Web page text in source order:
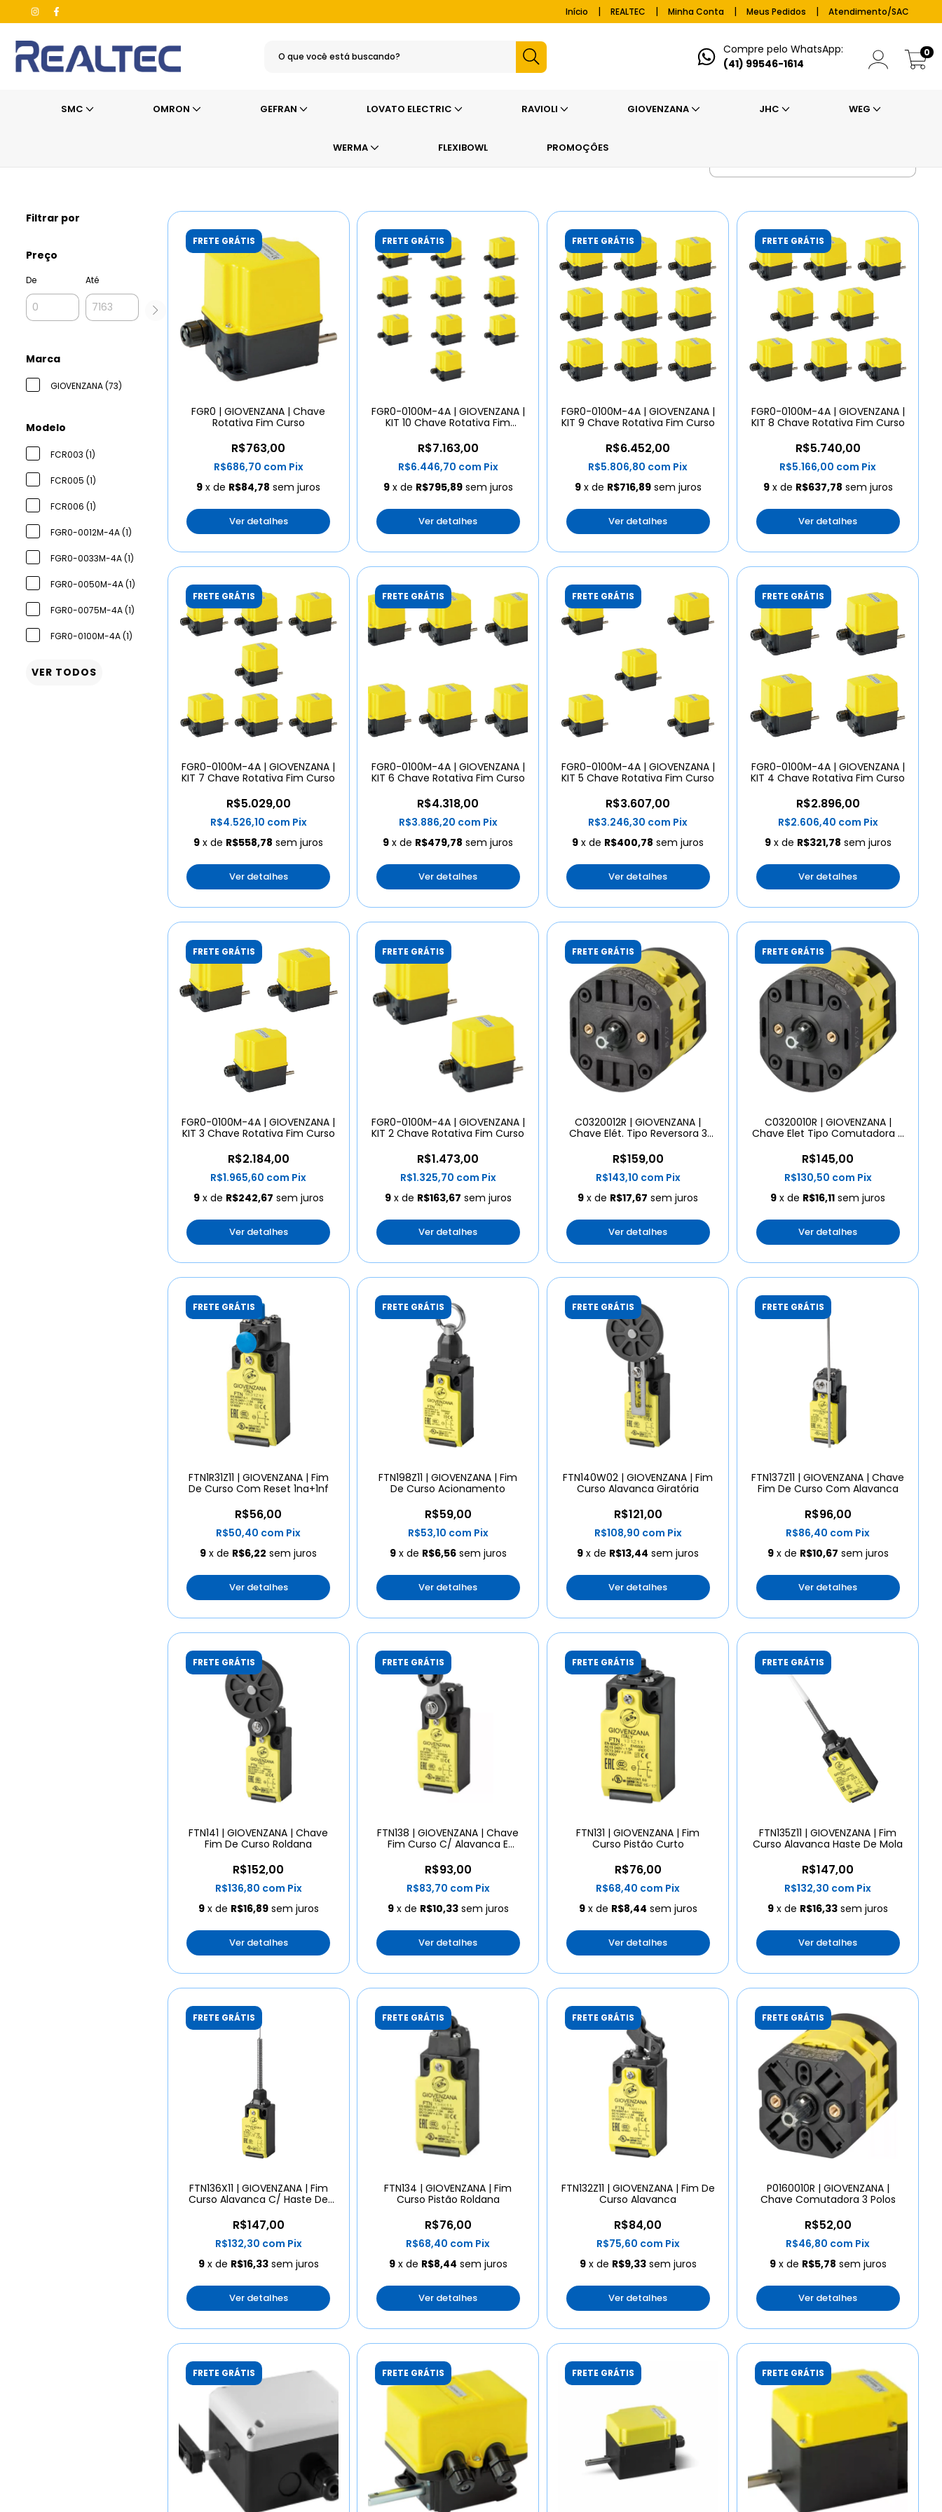
Início | REALTEC | Minha Conta | Meus Pedidos | Atendimento/SAC
Compre pelo WhatsApp:
(41) 99546-1614
0
SMC OMRON GEFRAN LOVATO ELECTRIC RAVIOLI GIOVENZANA JHC WEG
WERMA FLEXIBOWL PROMOÇÔES
Filtrar por
Modelo
FCR003 (1)
FCR005 (1)
FCR006 (1)
FGR0-0012M-4A (1)
FGR0-0033M-4A (1)
FGR0-0050M-4A (1)
FGR0-0075M-4A (1)
FGR0-0100M-4A (1)
VER TODOS
Marca
GIOVENZANA (73)
Preço
De Até
FRETE GRÁTIS
FGR0 | GIOVENZANA | Chave
Rotativa Fim Curso
R$763,00
R$686,70 com Pix
9 x de R$84,78 sem juros
Ver detalhes
FRETE GRÁTIS
FGR0-0100M-4A | GIOVENZANA |
KIT 10 Chave Rotativa Fim
R$7.163,00
R$6.446,70 com Pix
9 x de R$795,89 sem juros
Ver detalhes
FRETE GRÁTIS
FGR0-0100M-4A | GIOVENZANA |
KIT 9 Chave Rotativa Fim Curso
R$6.452,00
R$5.806,80 com Pix
9 x de R$716,89 sem juros
Ver detalhes
FRETE GRÁTIS
FGR0-0100M-4A | GIOVENZANA |
KIT 8 Chave Rotativa Fim Curso
R$5.740,00
R$5.166,00 com Pix
9 x de R$637,78 sem juros
Ver detalhes
FRETE GRÁTIS
FGR0-0100M-4A | GIOVENZANA |
KIT 7 Chave Rotativa Fim Curso
R$5.029,00
R$4.526,10 com Pix
9 x de R$558,78 sem juros
Ver detalhes
FRETE GRÁTIS
FGR0-0100M-4A | GIOVENZANA |
KIT 6 Chave Rotativa Fim Curso
R$4.318,00
R$3.886,20 com Pix
9 x de R$479,78 sem juros
Ver detalhes
FRETE GRÁTIS
FGR0-0100M-4A | GIOVENZANA |
KIT 5 Chave Rotativa Fim Curso
R$3.607,00
R$3.246,30 com Pix
9 x de R$400,78 sem juros
Ver detalhes
FRETE GRÁTIS
FGR0-0100M-4A | GIOVENZANA |
KIT 4 Chave Rotativa Fim Curso
R$2.896,00
R$2.606,40 com Pix
9 x de R$321,78 sem juros
Ver detalhes
FRETE GRÁTIS
FGR0-0100M-4A | GIOVENZANA |
KIT 3 Chave Rotativa Fim Curso
R$2.184,00
R$1.965,60 com Pix
9 x de R$242,67 sem juros
Ver detalhes
FRETE GRÁTIS
FGR0-0100M-4A | GIOVENZANA |
KIT 2 Chave Rotativa Fim Curso
R$1.473,00
R$1.325,70 com Pix
9 x de R$163,67 sem juros
Ver detalhes
FRETE GRÁTIS
C0320012R | GIOVENZANA |
Chave Elét. Tipo Reversora 3
R$159,00
R$143,10 com Pix
9 x de R$17,67 sem juros
Ver detalhes
FRETE GRÁTIS
C0320010R | GIOVENZANA |
Chave Elet Tipo Comutadora 3
R$145,00
R$130,50 com Pix
9 x de R$16,11 sem juros
Ver detalhes
FRETE GRÁTIS
FTN1R31Z11 | GIOVENZANA | Fim
De Curso Com Reset 1na+1nf
R$56,00
R$50,40 com Pix
9 x de R$6,22 sem juros
Ver detalhes
FRETE GRÁTIS
FTN198Z11 | GIOVENZANA | Fim
De Curso Acionamento
R$59,00
R$53,10 com Pix
9 x de R$6,56 sem juros
Ver detalhes
FRETE GRÁTIS
FTN140W02 | GIOVENZANA | Fim
Curso Alavanca Giratória
R$121,00
R$108,90 com Pix
9 x de R$13,44 sem juros
Ver detalhes
FRETE GRÁTIS
FTN137Z11 | GIOVENZANA | Chave
Fim De Curso Com Alavanca
R$96,00
R$86,40 com Pix
9 x de R$10,67 sem juros
Ver detalhes
FRETE GRÁTIS
FTN141 | GIOVENZANA | Chave
Fim De Curso Roldana
R$152,00
R$136,80 com Pix
9 x de R$16,89 sem juros
Ver detalhes
FRETE GRÁTIS
FTN138 | GIOVENZANA | Chave
Fim Curso C/ Alavanca E
R$93,00
R$83,70 com Pix
9 x de R$10,33 sem juros
Ver detalhes
FRETE GRÁTIS
FTN131 | GIOVENZANA | Fim
Curso Pistão Curto
R$76,00
R$68,40 com Pix
9 x de R$8,44 sem juros
Ver detalhes
FRETE GRÁTIS
FTN135Z11 | GIOVENZANA | Fim
Curso Alavanca Haste De Mola
R$147,00
R$132,30 com Pix
9 x de R$16,33 sem juros
Ver detalhes
FRETE GRÁTIS
FTN136X11 | GIOVENZANA | Fim
Curso Alavanca C/ Haste De
R$147,00
R$132,30 com Pix
9 x de R$16,33 sem juros
Ver detalhes
FRETE GRÁTIS
FTN134 | GIOVENZANA | Fim
Curso Pistão Roldana
R$76,00
R$68,40 com Pix
9 x de R$8,44 sem juros
Ver detalhes
FRETE GRÁTIS
FTN132Z11 | GIOVENZANA | Fim De
Curso Alavanca
R$84,00
R$75,60 com Pix
9 x de R$9,33 sem juros
Ver detalhes
FRETE GRÁTIS
P0160010R | GIOVENZANA |
Chave Comutadora 3 Polos
R$52,00
R$46,80 com Pix
9 x de R$5,78 sem juros
Ver detalhes
FRETE GRÁTIS FRETE GRÁTIS FRETE GRÁTIS FRETE GRÁTIS